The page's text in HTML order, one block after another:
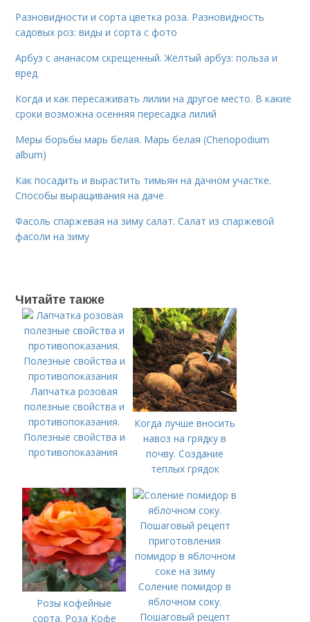
Разновидности и сорта цветка роза. Разновидность
садовых роз: виды и сорта с фото
Арбуз с ананасом скрещенный. Жёлтый арбуз: польза и
вред
Когда и как пересаживать лилии на другое место. В какие
сроки возможна осенняя пересадка лилий
Меры борьбы марь белая. Марь белая (Chenopodium
album)
Как посадить и вырастить тимьян на дачном участке.
Способы выращивания на даче
Фасоль спаржевая на зиму салат. Салат из спаржевой
фасоли на зиму
Читайте также
Лапчатка розовая
полезные свойства и
противопоказания.
Полезные свойства и
противопоказания
Когда лучше вносить
навоз на грядку в
почву. Создание
теплых грядок
Розы кофейные
сорта. Роза Кофе
Соление помидор в
яблочном соку.
Пошаговый рецепт